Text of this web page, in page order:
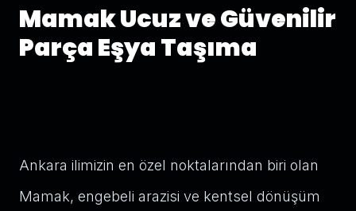
Mamak Ucuz ve Güvenilir
Parça Eşya Taşıma
Ankara ilimizin en özel noktalarından biri olan
Mamak, engebeli arazisi ve kentsel dönüşüm